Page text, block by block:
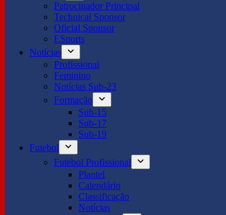
Patrocinador Principal
Technical Sponsor
Oficial Sponsor
ESports
Notícias
Profissional
Feminino
Notícias Sub-23
Formação
Sub-15
Sub-17
Sub-19
Futebol
Futebol Profissional
Plantel
Calendário
Classificação
Notícias